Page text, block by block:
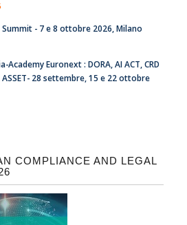
Summit - 7 e 8 ottobre 2026, Milano
Academy Euronext : DORA, AI ACT, CRD
ASSET- 28 settembre, 15 e 22 ottobre
COMPLIANCE AND LEGAL